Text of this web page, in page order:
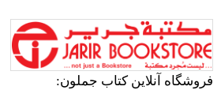
فروشگاه آنلاین کتاب جملون: